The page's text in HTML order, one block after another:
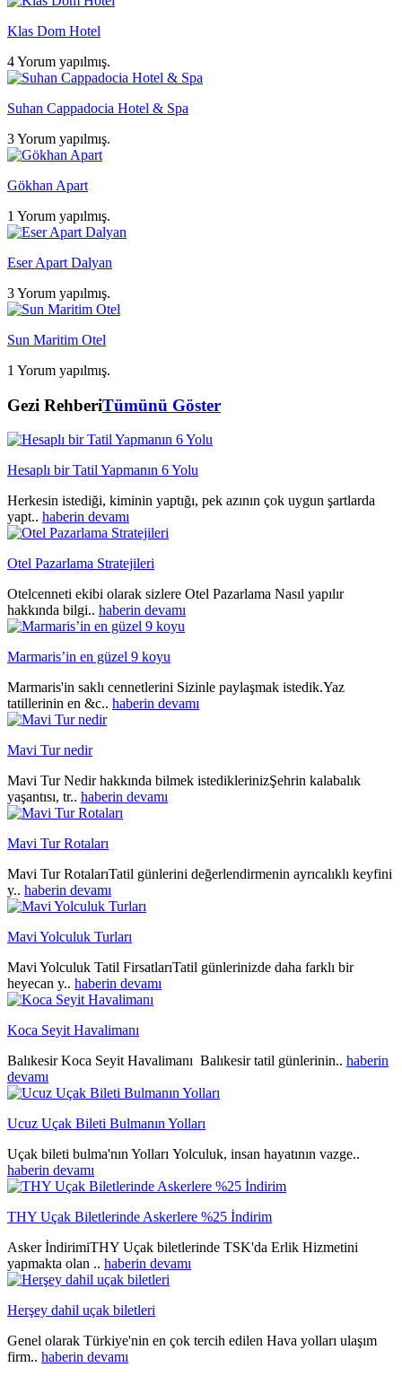
Klas Dom Hotel
4 Yorum yapılmış.
Suhan Cappadocia Hotel & Spa
3 Yorum yapılmış.
Gökhan Apart
1 Yorum yapılmış.
Eser Apart Dalyan
3 Yorum yapılmış.
Sun Maritim Otel
1 Yorum yapılmış.
Gezi RehberiTümünü Göster
Hesaplı bir Tatil Yapmanın 6 Yolu
Herkesin istediği, kiminin yaptığı, pek azının çok uygun şartlarda
yapt.. haberin devamı
Otel Pazarlama Stratejileri
Otelcenneti ekibi olarak sizlere Otel Pazarlama Nasıl yapılır
hakkında bilgi.. haberin devamı
Marmaris’in en güzel 9 koyu
Marmaris'in saklı cennetlerini Sizinle paylaşmak istedik.Yaz
tatillerinin en &c.. haberin devamı
Mavi Tur nedir
Mavi Tur Nedir hakkında bilmek istediklerinizŞehrin kalabalık
yaşantısı, tr.. haberin devamı
Mavi Tur Rotaları
Mavi Tur RotalarıTatil günlerini değerlendirmenin ayrıcalıklı keyfini
y.. haberin devamı
Mavi Yolculuk Turları
Mavi Yolculuk Tatil FirsatlarıTatil günlerinizde daha farklı bir
heyecan y.. haberin devamı
Koca Seyit Havalimanı
Balıkesir Koca Seyit Havalimanı Balıkesir tatil günlerinin.. haberin
devamı
Ucuz Uçak Bileti Bulmanın Yolları
Uçak bileti bulma'nın Yolları Yolculuk, insan hayatının vazge..
haberin devamı
THY Uçak Biletlerinde Askerlere %25 İndirim
Asker İndirimiTHY Uçak biletlerinde TSK'da Erlik Hizmetini
yapmakta olan .. haberin devamı
Herşey dahil uçak biletleri
Genel olarak Türkiye'nin en çok tercih edilen Hava yolları ulaşım
firm.. haberin devamı